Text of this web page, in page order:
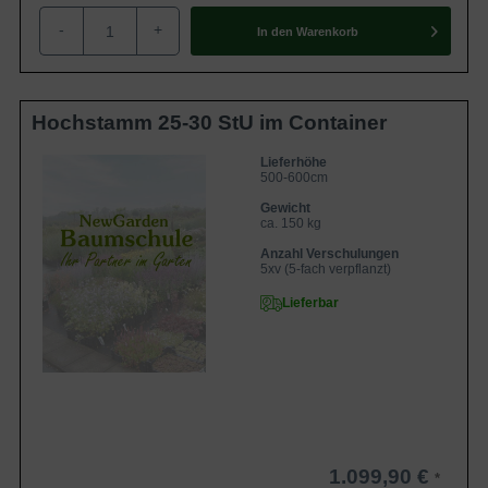
'Fruitless' als winterhart und frosttauglich bis zu einer
Temperatur von minus 28 Grad Celsius. Die junge Pflanze
mit einem wunderschönen Anblick. Obgleich sie für die
Verfütterung ihres Blattes gezüchtet wurde, dient sie in
Europa zumeist für die Verschönerung von Gärten und
Parkanlagen. Sie bereichert diese mit einer formschönen,
Ausbleiben der Frucht verleiht dem Weißen
Parkanlage, Spielplätze oder auch Grünstreifen sowie
- + In den Warenkorb
Hochstamm 25-30 StU im Container
Lieferhöhe
500-600cm
Gewicht
ca. 150 kg
Anzahl Verschulungen
5xv (5-fach verpflanzt)
Lieferbar
1.099,90 €